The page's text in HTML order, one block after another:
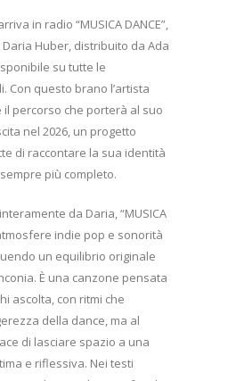
in radio “MUSICA DANCE”,
Huber, distribuito da Ada
su tutte le
Con questo brano l’artista
percorso che porterà al suo
nel 2026, un progetto
di raccontare la sua identità
più completo.
da Daria, “MUSICA
indie pop e sonorità
un equilibrio originale
È una canzone pensata
ascolta, con ritmi che
della dance, ma al
di lasciare spazio a una
e riflessiva. Nei testi